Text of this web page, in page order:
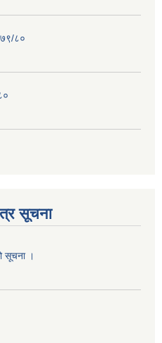
८०
सूचना
सूचना ।